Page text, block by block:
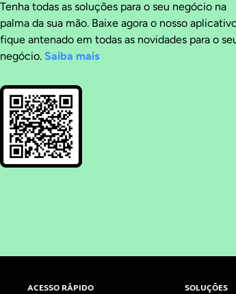
Tenha todas as soluções para o seu negócio na
palma da sua mão. Baixe agora o nosso
fique antenado em todas as novidades para o
negócio. Saiba mais
ACESSO RÁPIDO SOLUÇÕES